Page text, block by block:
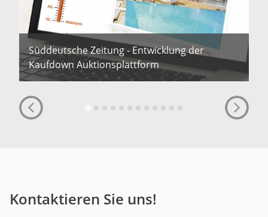
Süddeutsche Zeitung - Entwicklung der
Kaufdown Auktionsplattform
Kontaktieren Sie uns!